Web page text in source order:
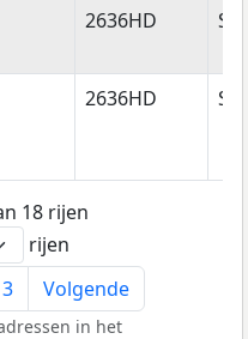
2636HD
2636HD
18 rijen
rijen
3 Volgende
in het